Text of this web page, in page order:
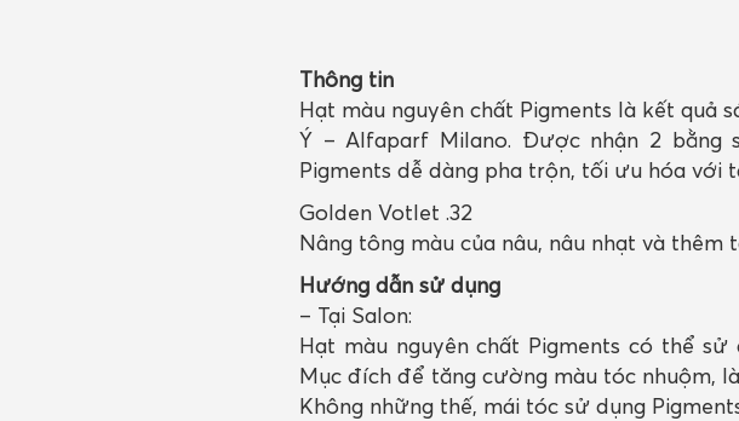
Thông tin
Hạt màu nguyên chất Pigments là kết quả
Ý – Alfaparf Milano. Được nhận 2 bằng
Pigments dễ dàng pha trộn, tối ưu hóa với
Golden Votlet .32
Nâng tông màu của nâu, nâu nhạt và
Hướng dẫn sử dụng
– Tại Salon:
Hạt màu nguyên chất Pigments có thể
Mục đích để tăng cường màu tóc nhuộm,
Không những thế, mái tóc sử dụng